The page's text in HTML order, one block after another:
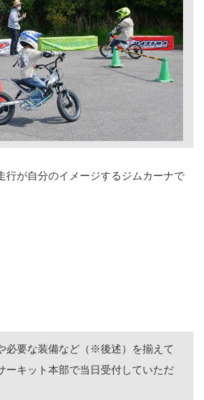
行が自分のイメージするジムカーナで
必要な装備など（※後述）を揃えて
ーキット本部で当日受付していただ